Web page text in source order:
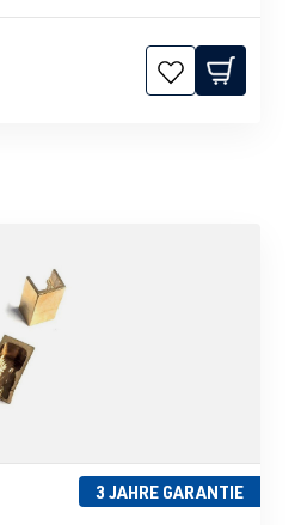
3 JAHRE GARANTIE